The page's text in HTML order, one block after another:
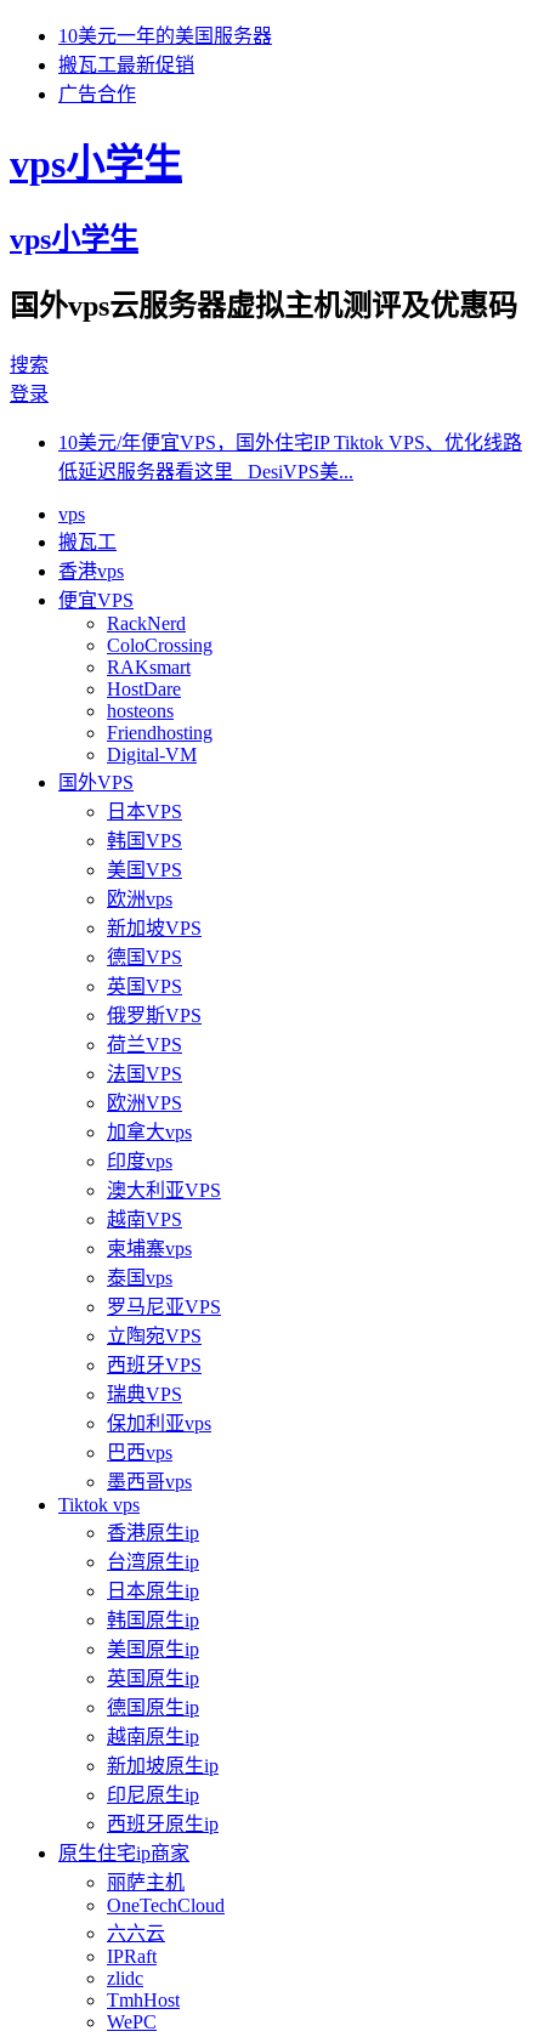
10美元一年的美国服务器
搬瓦工最新促销
广告合作
vps小学生
vps小学生
国外vps云服务器虚拟主机测评及优惠码
搜索
登录
10美元/年便宜VPS，国外住宅IP Tiktok VPS、优化线路
低延迟服务器看这里 DesiVPS美...
vps
搬瓦工
香港vps
便宜VPS
RackNerd
ColoCrossing
RAKsmart
HostDare
hosteons
Friendhosting
Digital-VM
国外VPS
日本VPS
韩国VPS
美国VPS
欧洲vps
新加坡VPS
德国VPS
英国VPS
俄罗斯VPS
荷兰VPS
法国VPS
欧洲VPS
加拿大vps
印度vps
澳大利亚VPS
越南VPS
柬埔寨vps
泰国vps
罗马尼亚VPS
立陶宛VPS
西班牙VPS
瑞典VPS
保加利亚vps
巴西vps
墨西哥vps
Tiktok vps
香港原生ip
台湾原生ip
日本原生ip
韩国原生ip
美国原生ip
英国原生ip
德国原生ip
越南原生ip
新加坡原生ip
印尼原生ip
西班牙原生ip
原生住宅ip商家
丽萨主机
OneTechCloud
六六云
IPRaft
zlidc
TmhHost
WePC